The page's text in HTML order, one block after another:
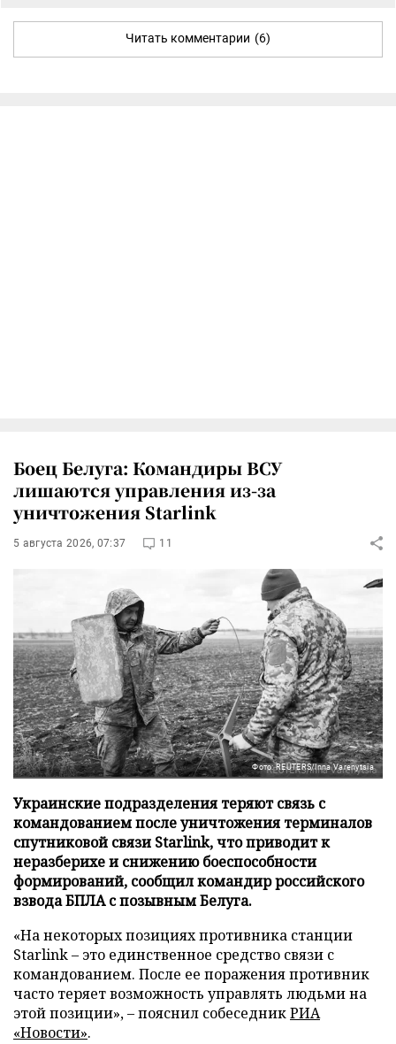
Читать комментарии (6)
Боец Белуга: Командиры ВСУ
лишаются управления из-за
уничтожения Starlink
5 августа 2026, 07:37 11
Фото: REUTERS/Inna Varenytsia
Украинские подразделения теряют связь с
командованием после уничтожения терминалов
спутниковой связи Starlink, что приводит к
неразберихе и снижению боеспособности
формирований, сообщил командир российского
взвода БПЛА с позывным Белуга.
«На некоторых позициях противника станции
Starlink – это единственное средство связи с
командованием. После ее поражения противник
часто теряет возможность управлять людьми на
этой позиции», – пояснил собеседникРИА
«Новости».